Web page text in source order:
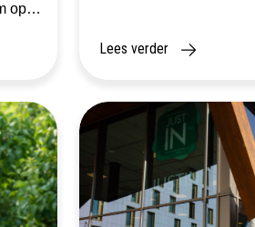
op
Lees verder